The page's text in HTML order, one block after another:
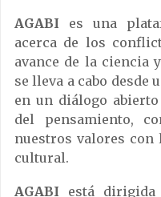
AGABI es una
acerca de los
avance de la ciencia
se lleva a cabo
en un diálogo
del pensamiento,
nuestros valores con
cultural.
AGABI está dirigida